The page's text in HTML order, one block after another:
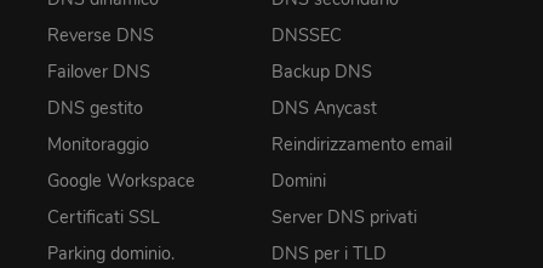
Reverse DNS
Failover DNS
DNS gestito
Monitoraggio
Google Workspace
Certificati SSL
Parking dominio.
DNSSEC
Backup DNS
DNS Anycast
Reindirizzamento email
Domini
Server DNS privati
DNS per i TLD